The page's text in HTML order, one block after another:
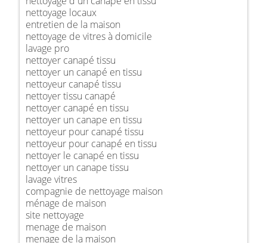
nettoyage locaux
entretien de la maison
nettoyage de vitres à domicile
lavage pro
nettoyer canapé tissu
nettoyer un canapé en tissu
nettoyeur canapé tissu
nettoyer tissu canapé
nettoyer canapé en tissu
nettoyer un canape en tissu
nettoyeur pour canapé tissu
nettoyeur pour canapé en tissu
nettoyer le canapé en tissu
nettoyer un canape tissu
lavage vitres
compagnie de nettoyage maison
ménage de maison
site nettoyage
menage de maison
menage de la maison